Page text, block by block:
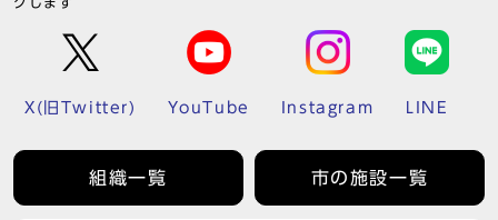
X(旧Twitter) YouTube Instagram LINE
組織一覧 市の施設一覧